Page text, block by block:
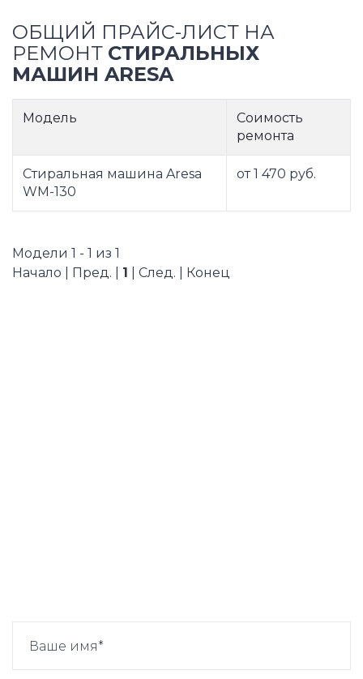
ОБЩИЙ ПРАЙС-ЛИСТ НА
РЕМОНТ СТИРАЛЬНЫХ
МАШИН ARESA
Модель
Соимость
ремонта
Стиральная машина Aresa
WM-130
от 1 470 руб.
Модели 1 - 1 из 1
Начало | Пред. | 1 | След. | Конец